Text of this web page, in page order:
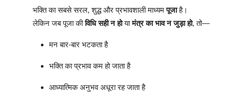
भक्ति का सबसे सरल, शुद्ध और प्रभावशाली माध्यमपूजाहै।
लेकिन जब पूजा कीविधि सही न होयामंत्र का भाव न जुड़ा हो, तो—
मन बार-बार भटकता है
भक्ति का प्रभाव कम हो जाता है
आध्यात्मिक अनुभव अधूरा रह जाता है